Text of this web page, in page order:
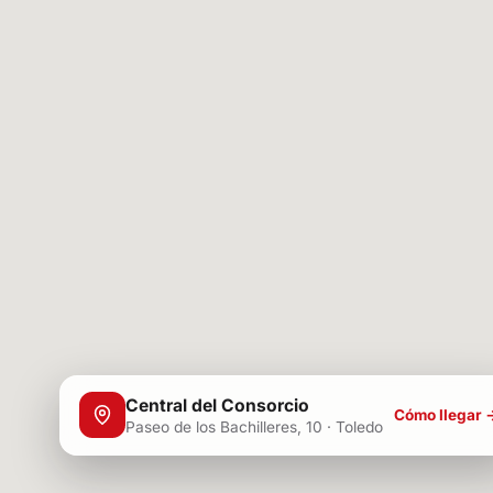
Central del Consorcio
Paseo de los Bachilleres, 10 · Toledo
Cómo llegar